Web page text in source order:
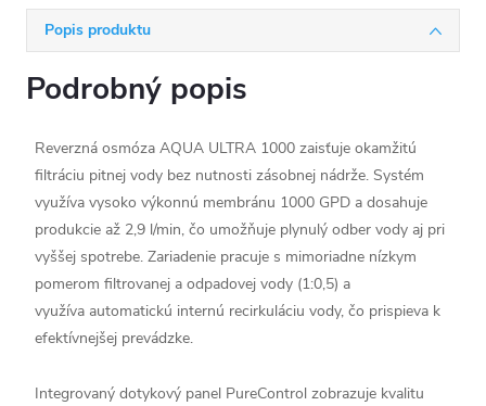
Popis produktu
Podrobný popis
Reverzná osmóza AQUA ULTRA 1000 zaisťuje okamžitú
filtráciu pitnej vody bez nutnosti zásobnej nádrže. Systém
využíva vysoko výkonnú membránu 1000 GPD a dosahuje
produkcie až 2,9 l/min, čo umožňuje plynulý odber vody aj pri
vyššej spotrebe. Zariadenie pracuje s mimoriadne nízkym
pomerom filtrovanej a odpadovej vody (1:0,5) a
využíva automatickú internú recirkuláciu vody, čo prispieva k
efektívnejšej prevádzke.
Integrovaný dotykový panel PureControl zobrazuje kvalitu